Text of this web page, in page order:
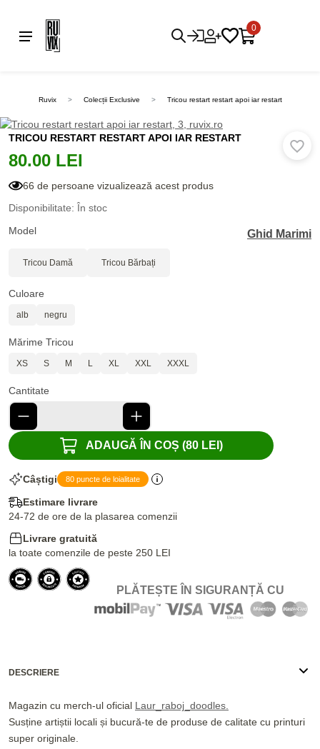
0
Ruvix Colecții Exclusive Tricou restart restart apoi iar restart
TRICOU RESTART RESTART APOI IAR RESTART
80.00 LEI
66 de persoane vizualizează acest produs
Disponibilitate: În stoc
Model
Ghid Marimi
Tricou Damă Tricou Bărbați
Culoare
alb negru
Mărime Tricou
XS S M L XL XXL XXXL
Cantitate
ADAUGĂ ÎN COȘ (80 LEI)
Câștigi 80 puncte de loialitate
Estimare livrare
24-72 de ore de la plasarea comenzii
Livrare gratuită
la toate comenzile de peste 250 LEI
PLĂTEȘTE ÎN SIGURANȚĂ CU
DESCRIERE
Magazin cu merch-ul oficial Laur_raboj_doodles.
Susține artiștii locali și bucură-te de produse de calitate cu printuri
super originale.